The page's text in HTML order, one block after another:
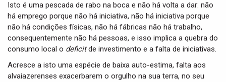
Isto é uma pescada de rabo na boca e não há volta a dar: não
há emprego porque não há iniciativa, não há iniciativa porque
não há condições físicas, não há fábricas não há trabalho,
consequentemente não há pessoas, e isso implica a quebra do
consumo local o deficitde investimento e a falta de iniciativas.
Acresce a isto uma espécie de baixa auto-estima, falta aos
alvaiazerenses exacerbarem o orgulho na sua terra, no seu